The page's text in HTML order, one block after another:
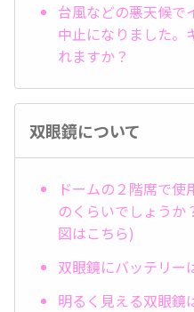
台風などの悪天候で
中止になりました。
れますか？
双眼鏡について
ドームの２階席で
のくらいでしょう
図はこちら)
双眼鏡にバッテリー
明るく見える双眼鏡